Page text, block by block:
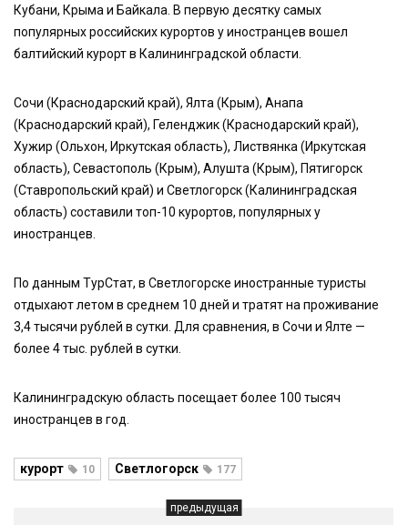
Кубани, Крыма и Байкала. В первую десятку самых
популярных российских курортов у иностранцев вошел
балтийский курорт в Калининградской области.
Сочи (Краснодарский край), Ялта (Крым), Анапа
(Краснодарский край), Геленджик (Краснодарский край),
Хужир (Ольхон, Иркутская область), Листвянка (Иркутская
область), Севастополь (Крым), Алушта (Крым), Пятигорск
(Ставропольский край) и Светлогорск (Калининградская
область) составили топ-10 курортов, популярных у
иностранцев.
По данным ТурСтат, в Светлогорске иностранные туристы
отдыхают летом в среднем 10 дней и тратят на проживание
3,4 тысячи рублей в сутки. Для сравнения, в Сочи и Ялте —
более 4 тыс. рублей в сутки.
Калининградскую область посещает более 100 тысяч
иностранцев в год.
курорт 10 Светлогорск 177
предыдущая